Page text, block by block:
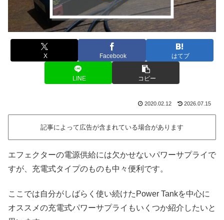
X Facebook はてブ
LINE コピー
2020.02.12 2026.07.15
記事によって広告が含まれている場合があります
エフェクターの電源供給には欠かせないパワーサプライで
すが、充電式タイプのものも中々便利です。
ここでは自分がしばらく使い続けたPower Tankを中心に
オススメの充電式パワーサプライもいくつか紹介したいと